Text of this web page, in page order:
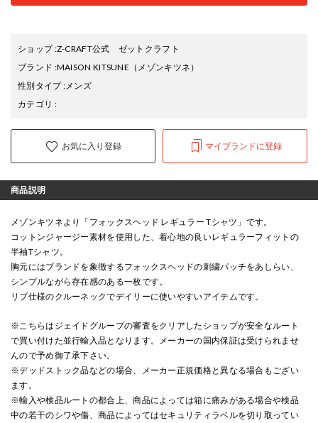
ショップ:Z-CRAFT公式 ゼットクラフト
ブランド :MAISON KITSUNE （メゾンキツネ）
性別タイプ: メンズ
カテゴリ :
お気に入り登録 マイブランドに登録
商品説明
メゾンキツネより「フォックスヘッド レギュラー Tシャツ」です。
コットンジャージー素材を使用した、着心地の良いレギュラーフィットの
半袖Tシャツ。
胸元にはブランドを象徴するフォックスヘッドの刺繍パッチをあしらい、
シンプルながら存在感のある一枚です。
リブ仕様のクルーネックでデイリーに使いやすいアイテムです。
※こちらはジェイドグループの審査をクリアしたショップが安全なルート
で買い付けた並行輸入品となります。メーカーの国内保証は受けられませ
んので予め御了承下さい。
※デッドストック品などの場合、メーカー正規価格と異なる場合もござい
ます。
※輸入や検品ルートの都合上、商品によっては箱に痛みがある場合や検品
中の若干のシワや傷、商品によってはセキュリティラベルを切り取ってい